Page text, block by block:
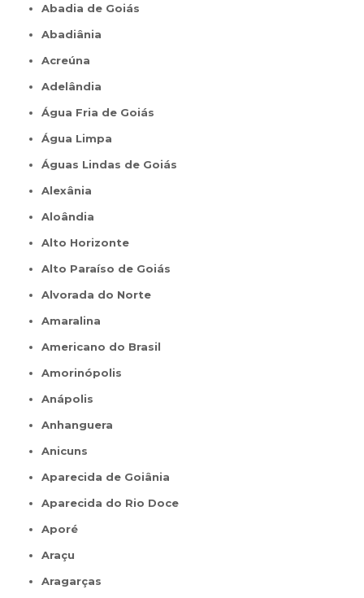
Abadia de Goiás
Abadiânia
Acreúna
Adelândia
Água Fria de Goiás
Água Limpa
Águas Lindas de Goiás
Alexânia
Aloândia
Alto Horizonte
Alto Paraíso de Goiás
Alvorada do Norte
Amaralina
Americano do Brasil
Amorinópolis
Anápolis
Anhanguera
Anicuns
Aparecida de Goiânia
Aparecida do Rio Doce
Aporé
Araçu
Aragarças